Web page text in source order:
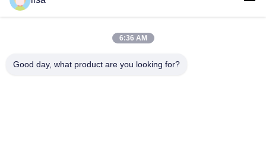
Téléphone
6:36 AM
Good day, what product are you looking for?